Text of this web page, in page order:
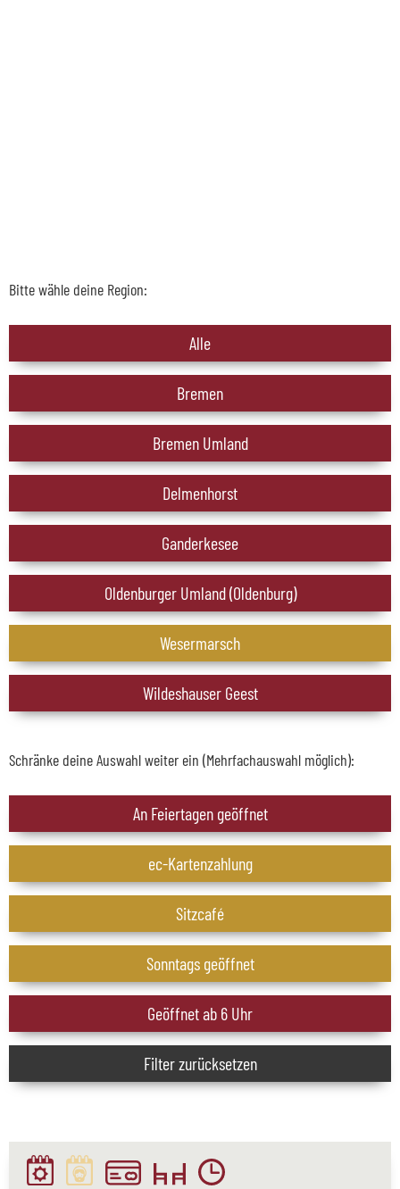
Bitte wähle deine Region:
Alle
Bremen
Bremen Umland
Delmenhorst
Ganderkesee
Oldenburger Umland (Oldenburg)
Wesermarsch
Wildeshauser Geest
Schränke deine Auswahl weiter ein (Mehrfachauswahl möglich):
An Feiertagen geöffnet
ec-Kartenzahlung
Sitzcafé
Sonntags geöffnet
Geöffnet ab 6 Uhr
Filter zurücksetzen